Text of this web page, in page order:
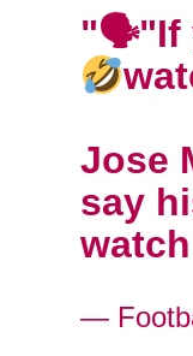
🗣"If
Jose
say
watch
—